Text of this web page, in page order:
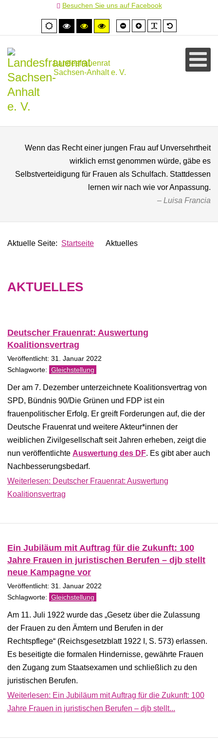
Besuchen Sie uns auf Facebook
Normale
Ansicht
Hoher
Kontrast
Hoher
Kontrast
Hoher
Kontrast
Schrift
kleiner
Schrift
größer
Landesfrauenrat
Sachsen-Anhalt e. V.
Wenn das Recht einer jungen Frau auf Unversehrtheit
wirklich ernst genommen würde, gäbe es
Selbstverteidigung für Frauen als Schulfach. Stattdessen
lernen wir nach wie vor Anpassung.
Luisa Francia
Aktuelle Seite: Startseite Aktuelles
AKTUELLES
Deutscher Frauenrat: Auswertung
Koalitionsvertrag
Veröffentlicht: 31. Januar 2022
Gleichstellung
Der am 7. Dezember unterzeichnete Koalitionsvertrag von
SPD, Bündnis 90/Die Grünen und FDP ist ein
frauenpolitischer Erfolg. Er greift Forderungen auf, die der
Deutsche Frauenrat und weitere Akteur*innen der
weiblichen Zivilgesellschaft seit Jahren erheben, zeigt die
nun veröffentlichte Auswertung des DF. Es gibt aber auch
Nachbesserungsbedarf.
Weiterlesen: Deutscher Frauenrat: Auswertung
Koalitionsvertrag
Ein Jubiläum mit Auftrag für die Zukunft: 100
Jahre Frauen in juristischen Berufen – djb stellt
neue Kampagne vor
Veröffentlicht: 31. Januar 2022
Gleichstellung
Am 11. Juli 1922 wurde das „Gesetz über die Zulassung
der Frauen zu den Ämtern und Berufen in der
Rechtspflege“ (Reichsgesetzblatt 1922 I, S. 573) erlassen.
Es beseitigte die formalen Hindernisse, gewährte Frauen
den Zugang zum Staatsexamen und schließlich zu den
juristischen Berufen.
Weiterlesen: Ein Jubiläum mit Auftrag für die Zukunft: 100
Jahre Frauen in juristischen Berufen – djb stellt...